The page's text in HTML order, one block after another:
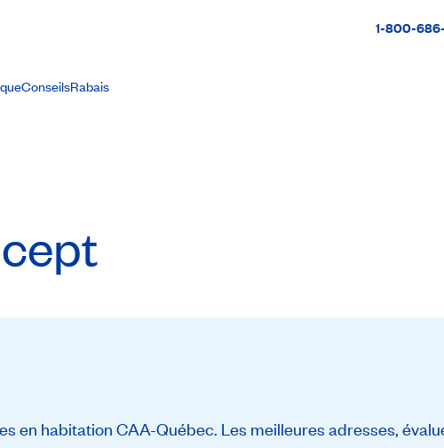
1-800-
ConseilsRabais
en habitation CAA-Québec. Les meilleures adresses,